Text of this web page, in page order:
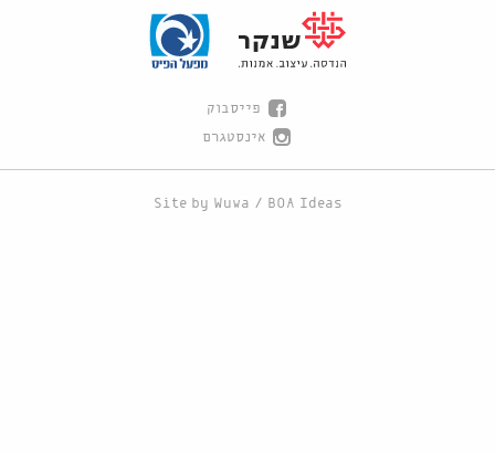
פייסבוק
אינסטגרם
Site by Wuwa / BOA Ideas